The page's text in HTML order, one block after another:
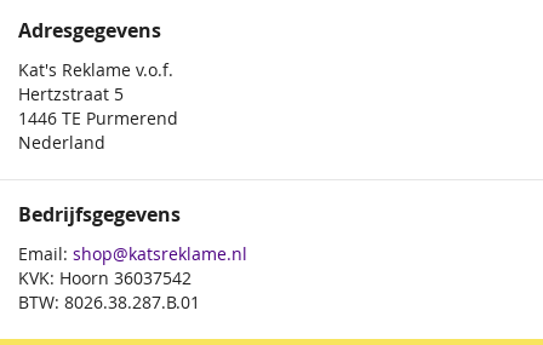
Adresgegevens
Kat's Reklame v.o.f.
Hertzstraat 5
1446 TE Purmerend
Nederland
Bedrijfsgegevens
Email: shop@katsreklame.nl
KVK: Hoorn 36037542
BTW: 8026.38.287.B.01